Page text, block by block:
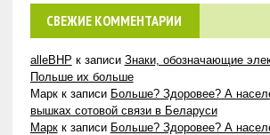
СВЕЖИЕ КОММЕНТАРИИ
alleBHP к записи Знаки, обозначающие
Польше их больше
Маркк записи Больше? Здоровее? А
вышках сотовой связи в Беларуси
Маркк записи Больше? Здоровее? А